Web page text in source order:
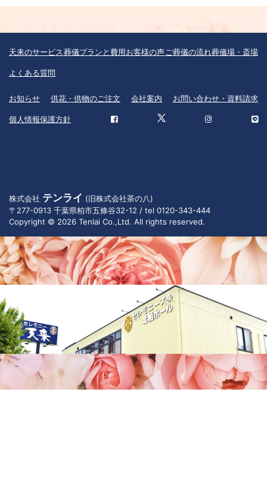
天来のサービス葬儀プランと費用お客様の声 ご葬儀の流れ葬儀場・斎場
よくある質問
お知らせ 供花・供物のご注文 会社案内 お問い合わせ・資料請求
個人情報保護方針
株式会社 テンライ (旧株式会社茶の八)
〒277-0913 千葉県柏市五條谷32-12 / tel 0120-343-444
Copyright © 2026 Tenlai Co.,Ltd. All rights reserved.